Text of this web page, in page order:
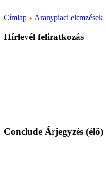
Címlap
Aranypiaci elemzések
Hírlevél feliratkozás
Conclude Árjegyzés (élő)